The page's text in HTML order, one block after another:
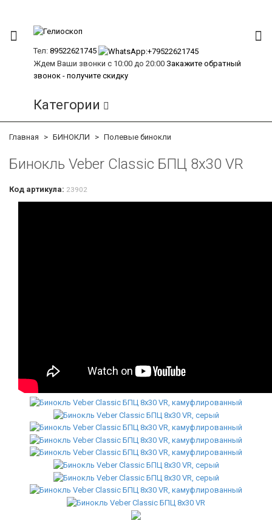
Тел: 89522621745
Ждем Ваши звонки с 10:00 до 20:00 Закажите обратный
звонок - получите скидку
Категории
Главная БИНОКЛИ Полевые бинокли
Бинокль Veber Classic БПЦ 8x30 VR
Код артикула: 23902